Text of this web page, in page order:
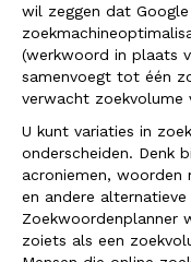
wil zeggen dat
(werkwoord in plaats
samenvoegt tot één
verwacht zoekvolume
U kunt variaties in
onderscheiden. Denk
acroniemen, woorden
en andere
Zoekwoordenplanner
zoiets als een